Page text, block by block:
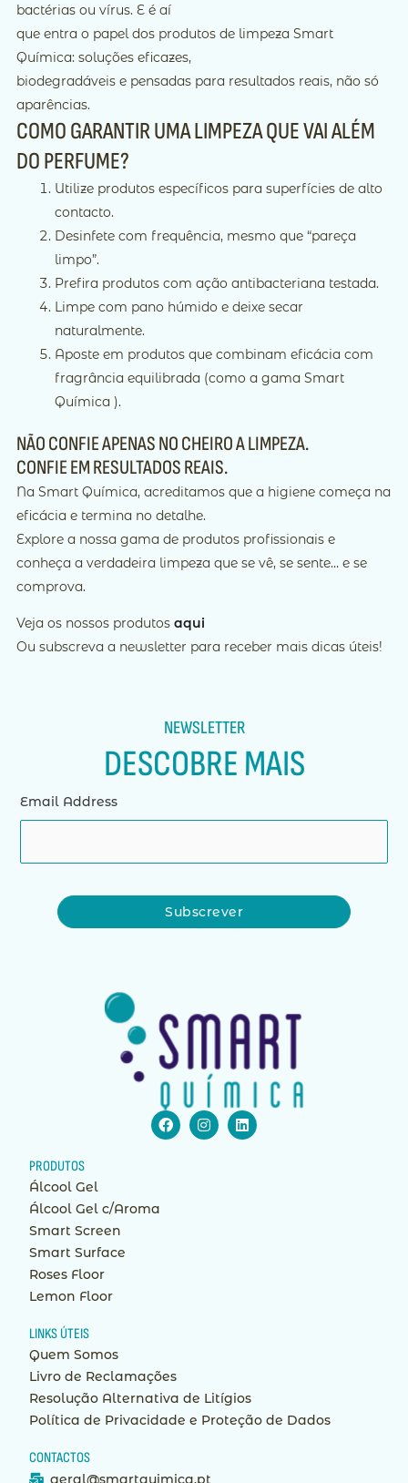
bactérias ou vírus. E é aí
que entra o papel dos produtos de limpeza Smart
Química: soluções eficazes,
biodegradáveis e pensadas para resultados reais, não só
aparências.
COMO GARANTIR UMA LIMPEZA QUE VAI ALÉM
DO PERFUME?
Utilize produtos específicos para superfícies de alto
contacto.
Desinfete com frequência, mesmo que “pareça
limpo”.
Prefira produtos com ação antibacteriana testada.
Limpe com pano húmido e deixe secar
naturalmente.
Aposte em produtos que combinam eficácia com
fragrância equilibrada (como a gama Smart
Química ).
NÃO CONFIE APENAS NO CHEIRO A LIMPEZA.
CONFIE EM RESULTADOS REAIS.
Na Smart Química, acreditamos que a higiene começa na
eficácia e termina no detalhe.
Explore a nossa gama de produtos profissionais e
conheça a verdadeira limpeza que se vê, se sente… e se
comprova.
Veja os nossos produtos aqui
Ou subscreva a newsletter para receber mais dicas úteis!
NEWSLETTER
DESCOBRE MAIS
Email Address
FacebookInstagram
Linkedin
PRODUTOS
Álcool Gel
Álcool Gel c/Aroma
Smart Screen
Smart Surface
Roses Floor
Lemon Floor
LINKS ÚTEIS
Quem Somos
Livro de Reclamações
Resolução Alternativa de Litígios
Política de Privacidade e Proteção de Dados
CONTACTOS
geral@smartquimica.pt